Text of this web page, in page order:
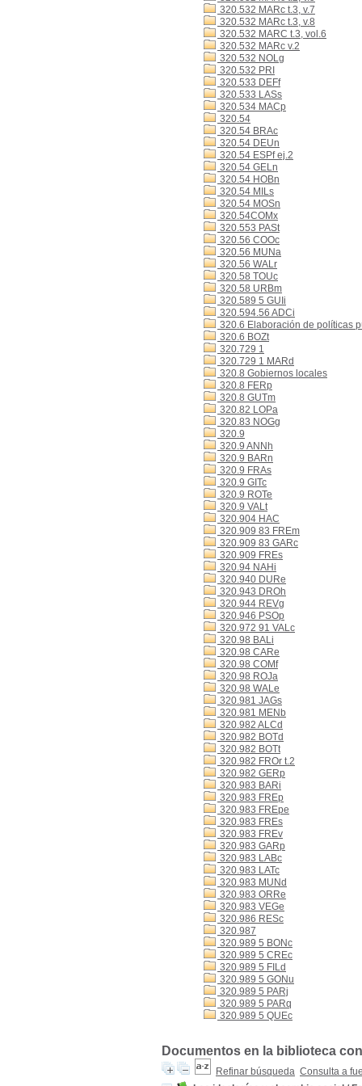
320.532 MARc t.3, v.7
320.532 MARc t.3, v.8
320.532 MARC t.3, vol.6
320.532 MARc v.2
320.532 NOLg
320.532 PRI
320.533 DEFf
320.533 LASs
320.534 MACp
320.54
320.54 BRAc
320.54 DEUn
320.54 ESPf ej.2
320.54 GELn
320.54 HOBn
320.54 MILs
320.54 MOSn
320.54COMx
320.553 PASt
320.56 COOc
320.56 MUNa
320.56 WALr
320.58 TOUc
320.58 URBm
320.589 5 GUIi
320.594.56 ADCi
320.6 Elaboración de políticas
320.6 BOZt
320.729 1
320.729 1 MARd
320.8 Gobiernos locales
320.8 FERp
320.8 GUTm
320.82 LOPa
320.83 NOGg
320.9
320.9 ANNh
320.9 BARn
320.9 FRAs
320.9 GITc
320.9 ROTe
320.9 VALt
320.904 HAC
320.909 83 FREm
320.909 83 GARc
320.909 FREs
320.94 NAHi
320.940 DURe
320.943 DROh
320.944 REVg
320.946 PSOp
320.972 91 VALc
320.98 BALi
320.98 CARe
320.98 COMf
320.98 ROJa
320.98 WALe
320.981 JAGs
320.981 MENb
320.982 ALCd
320.982 BOTd
320.982 BOTt
320.982 FROr t.2
320.982 GERp
320.983 BARi
320.983 FREp
320.983 FREpe
320.983 FREs
320.983 FREv
320.983 GARp
320.983 LABc
320.983 LATc
320.983 MUNd
320.983 ORRe
320.983 VEGe
320.986 RESc
320.987
320.989 5 BONc
320.989 5 CREc
320.989 5 FILd
320.989 5 GONu
320.989 5 PARj
320.989 5 PARq
320.989 5 QUEc
Documentos en la biblioteca
Refinar búsqueda Consulta a